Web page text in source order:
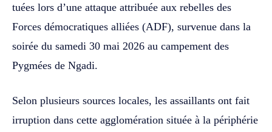
tuées lors d’une attaque attribuée aux rebelles des
Forces démocratiques alliées (ADF), survenue dans la
soirée du samedi 30 mai 2026 au campement des
Pygmées de Ngadi.
Selon plusieurs sources locales, les assaillants ont fait
irruption dans cette agglomération située à la périphérie